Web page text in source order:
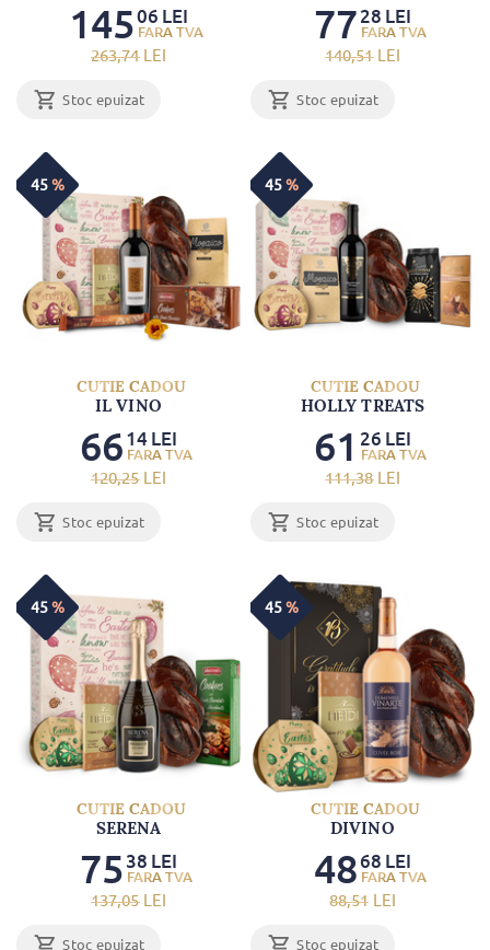
263,74 LEI
14506 LEI
Stoc epuizat
140,51 LEI
77 28 LEI
Stoc epuizat
45%
CUTIE CADOU
IL VINO
120,25 LEI
66 14 LEI
Stoc epuizat
45%
CUTIE CADOU
HOLLY TREATS
111,38 LEI
61 26 LEI
Stoc epuizat
45%
CUTIE CADOU
SERENA
137,05 LEI
75 38 LEI
Stoc epuizat
45%
CUTIE CADOU
DIVINO
88,51 LEI
48 68 LEI
Stoc epuizat